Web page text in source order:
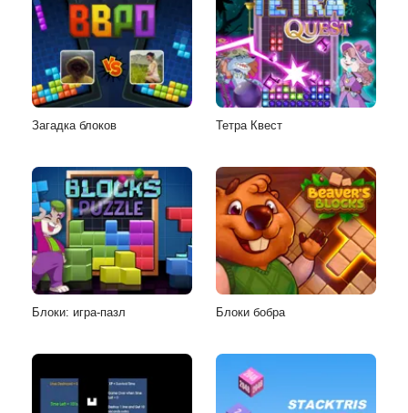
Загадка блоков Тетра Квест
Блоки: игра-пазл Блоки бобра